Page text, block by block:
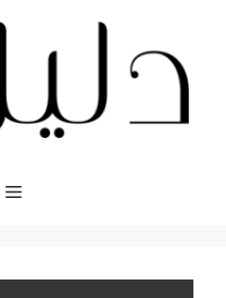
المحتوى